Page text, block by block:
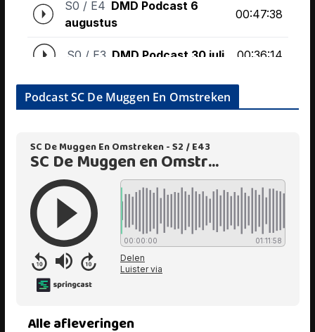
Podcast SC De Muggen En Omstreken